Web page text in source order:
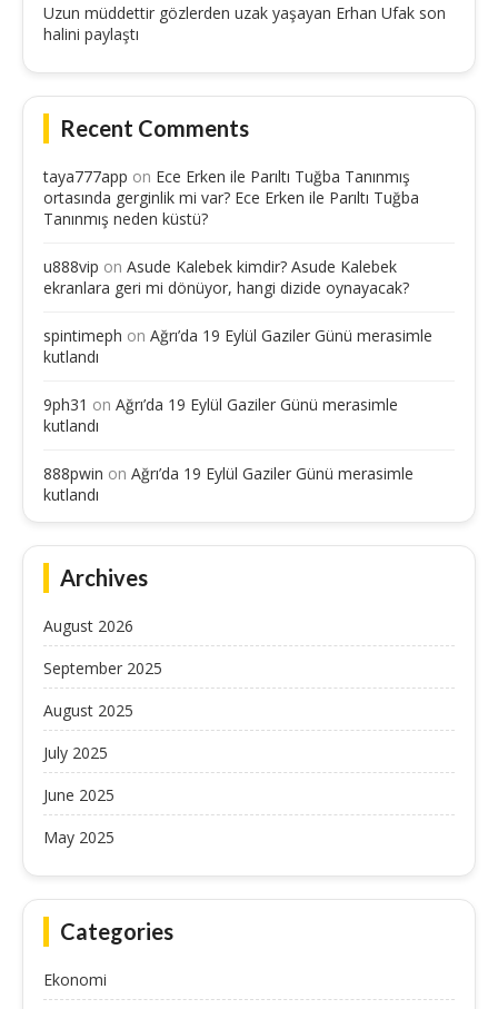
Uzun müddettir gözlerden uzak yaşayan Erhan Ufak son
halini paylaştı
Recent Comments
taya777app on Ece Erken ile Parıltı Tuğba Tanınmış
ortasında gerginlik mi var? Ece Erken ile Parıltı Tuğba
Tanınmış neden küstü?
u888vip on Asude Kalebek kimdir? Asude Kalebek
ekranlara geri mi dönüyor, hangi dizide oynayacak?
spintimeph on Ağrı’da 19 Eylül Gaziler Günü merasimle
kutlandı
9ph31 on Ağrı’da 19 Eylül Gaziler Günü merasimle
kutlandı
888pwin on Ağrı’da 19 Eylül Gaziler Günü merasimle
kutlandı
Archives
August 2026
September 2025
August 2025
July 2025
June 2025
May 2025
Categories
Ekonomi